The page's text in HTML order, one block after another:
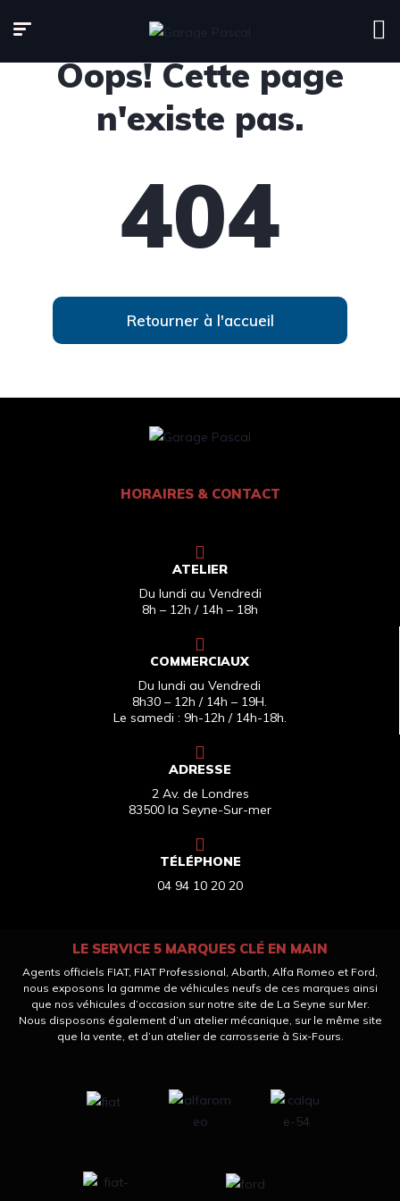
Oops! Cette page
n'existe pas.
404
Retourner à l'accueil
HORAIRES & CONTACT
ATELIER
Du lundi au Vendredi
8h – 12h / 14h – 18h
COMMERCIAUX
Du lundi au Vendredi
8h30 – 12h / 14h – 19H.
Le samedi : 9h-12h / 14h-18h.
ADRESSE
2 Av. de Londres
83500 la Seyne-Sur-mer
TÉLÉPHONE
04 94 10 20 20
LE SERVICE 5 MARQUES CLÉ EN MAIN
Agents officiels FIAT, FIAT Professional, Abarth, Alfa Romeo et Ford,
nous exposons la gamme de véhicules neufs de ces marques ainsi
que nos véhicules d’occasion sur notre site de La Seyne sur Mer.
Nous disposons également d’un atelier mécanique, sur le même site
que la vente, et d’un atelier de carrosserie à Six-Fours.